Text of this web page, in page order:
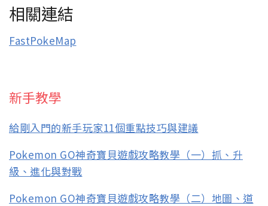
相關連結
FastPokeMap
新手教學
給剛入門的新手玩家11個重點技巧與建議
Pokemon GO神奇寶貝遊戲攻略教學（一）抓、升
級、進化與對戰
Pokemon GO神奇寶貝遊戲攻略教學（二）地圖、道